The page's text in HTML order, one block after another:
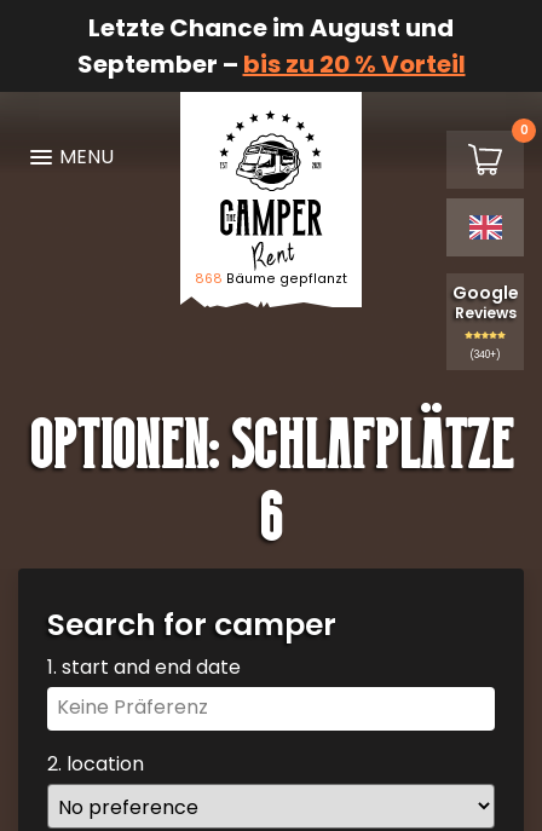
Letzte Chance im August und
September – bis zu 20 % Vorteil
MENU
Logo The Camper Rent
868 Bäume gepflanzt
€0,00 0
Google
Reviews
(340+)
Optionen:Schlafplätze
6
Search for camper
1. start and end date
Navigate
forward
to
interact
with
2. location